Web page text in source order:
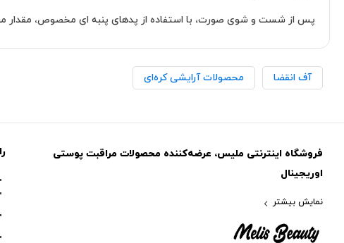
پس از شست و شوی صورت، با استفاده از پدهای پنبه ای مخصوص، مقدار
آف انقضا محصولات آرایشی کره‌ای
فروشگاه اینترنتی ملیس، عرضه‌کننده محصولات مراقبت پوستی
اوریجینال
نمایش بیشتر